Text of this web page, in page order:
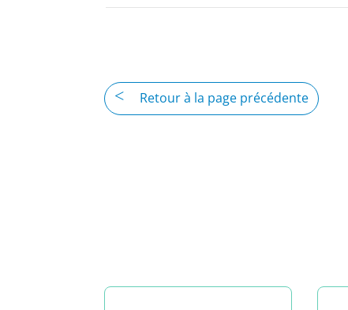
Retour à la page précédente